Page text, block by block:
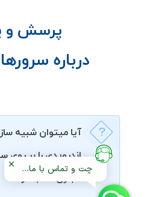
پرسش و
درباره
آیا میتوان شبیه
اندرویدی را بر روی
مجازی نصب کرد؟
چت و تماس با ما...